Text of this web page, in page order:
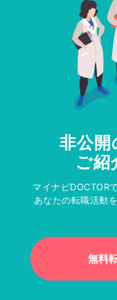
非公開
ご紹
マイナビDOCTOR
あなたの転職活動
無料